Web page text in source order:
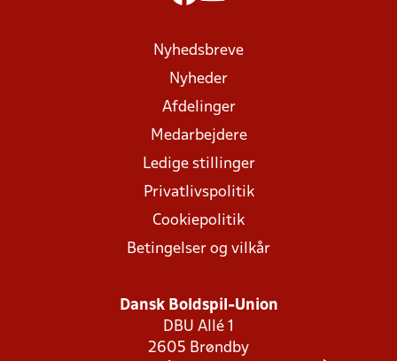
Nyhedsbreve
Nyheder
Afdelinger
Medarbejdere
Ledige stillinger
Privatlivspolitik
Cookiepolitik
Betingelser og vilkår
Dansk Boldspil-Union
DBU Allé 1
2605 Brøndby